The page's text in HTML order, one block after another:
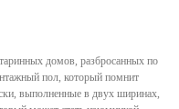
домов, разбросанных по
пол, который помнит
выполненные в двух ширинах,